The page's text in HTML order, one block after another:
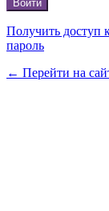
Получить доступ
пароль
← Перейти на